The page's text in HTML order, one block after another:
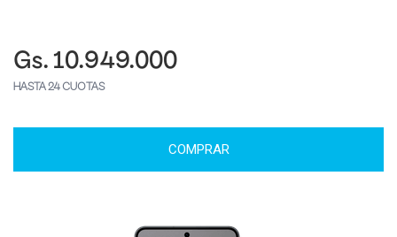
Gs. 10.949.000
HASTA 24 CUOTAS
COMPRAR